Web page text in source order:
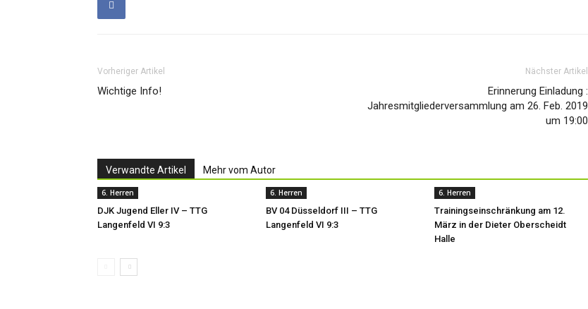
Vorheriger Artikel
Wichtige Info!
Nächster Artikel
Erinnerung Einladung :
Jahresmitgliederversammlung am 26. Feb. 2019
um 19:00
Verwandte Artikel Mehr vom Autor
6. Herren
DJK Jugend Eller IV – TTG
Langenfeld VI 9:3
6. Herren
BV 04 Düsseldorf III – TTG
Langenfeld VI 9:3
6. Herren
Trainingseinschränkung am 12.
März in der Dieter Oberscheidt
Halle